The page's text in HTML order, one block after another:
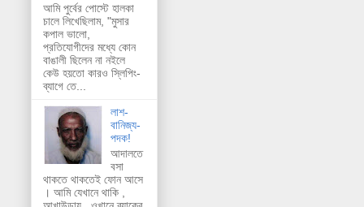
আমি পুর্বের পোস্টে হালকা
চালে লিখেছিলাম, "মুসার
কপাল ভালো,
প্রতিযোগীদের মধ্যে কোন
বাঙালী ছিলেন না নইলে
কেউ হয়তো কারও স্লিপিং-
ব্যাগে তে...
লাশ-
বানিজ্য-
পদক!
আদালতে
বসা
থাকতে থাকতেই ফোন আসে
। আমি যেখানে থাকি ,